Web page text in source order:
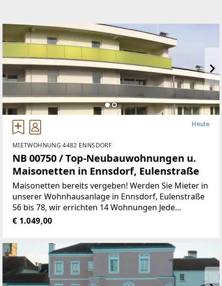
Heute
MIETWOHNUNG 4482 ENNSDORF
NB 00750 / Top-Neubauwohnungen u.
Maisonetten in Ennsdorf, Eulenstraße
Maisonetten bereits vergeben! Werden Sie Mieter in
unserer Wohnhausanlage in Ennsdorf, Eulenstraße
56 bis 78, wir errichten 14 Wohnungen Jede
Wohnung verfügt über einen Tiefgaragen-
€ 1.049,00